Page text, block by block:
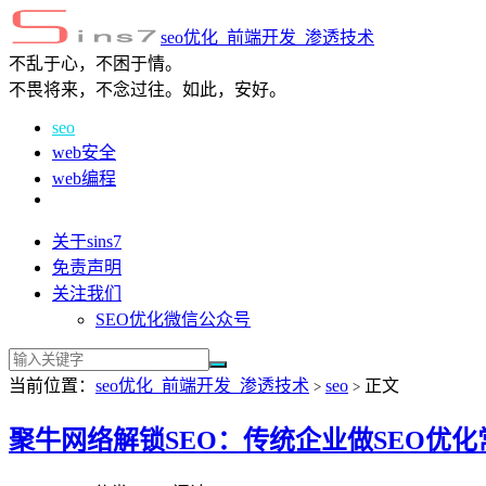
seo优化_前端开发_渗透技术
不乱于心，不困于情。
不畏将来，不念过往。如此，安好。
seo
web安全
web编程
关于sins7
免责声明
关注我们
SEO优化微信公众号
当前位置： seo优化_前端开发_渗透技术 > seo > 正文
聚牛网络解锁SEO：传统企业做SEO优化